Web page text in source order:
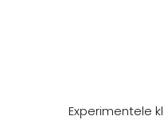
Experimentele